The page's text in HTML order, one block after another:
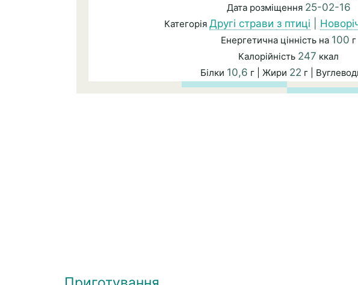
Дата розміщення 25-02-16
Категорія Другі страви з птиці
Енергетична цінність на 100 г
Калорійність 247 ккал
Білки 10,6 г | Жири 22 г |